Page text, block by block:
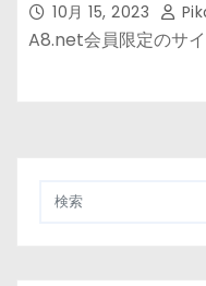
10月 15, 2023
A8.net会員限定のサ